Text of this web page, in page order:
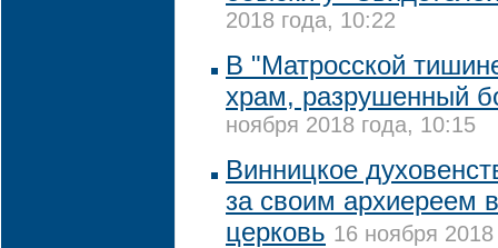
2018 года, 10:22
В "Матросской
храм, разрушенный
ноября 2018 года, 10:15
Винницкое
за своим архиереем
церковь 16 ноября